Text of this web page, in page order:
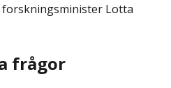
forskningsminister Lotta
frågor